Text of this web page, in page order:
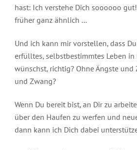
Archiv
Freunde
der
Botschaften
Geistigen
Welt
2022
2020
2019
in
den
Medien
Einleitung
zum
Anhören
Interviews
zum
Lesen
Inspirationen
Schlüsseltexte
Geschichten
Gedichte
hast: Ich verstehe Dich soooooo
früher ganz ähnlich ...
Und ich kann mir vorstellen, dass
erfülltes, selbstbestimmtes Leben in
wünschst, richtig? Ohne Ängste und
und Zwang?
Wenn Du bereit bist, an Dir zu
über den Haufen zu werfen und
dann kann ich Dich dabei